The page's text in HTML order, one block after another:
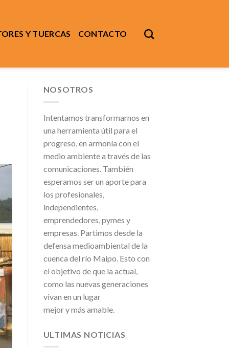
Y TUERCAS CONTACTO
NOSOTROS
Intentamos transformarnos en
una herramienta útil para el
progreso, en armonía con el
medio ambiente a través de las
comunicaciones. También
esperamos ser un aporte para
los profesionales,
independientes,
emprendedores, pymes y
empresas. Partimos desde la
defensa medioambiental de la
cuenca del río Maipo. Esto con
el objetivo de que la actual,
como las nuevas generaciones
vivan en un lugar
mejor y más amable.
ULTIMAS NOTICIAS